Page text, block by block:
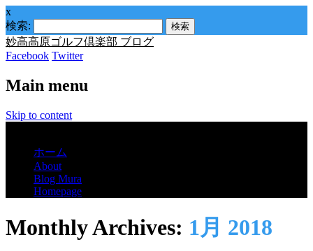
x
検索:
妙高高原ゴルフ倶楽部 ブログ
Facebook Twitter
Main menu
Skip to content
ホーム
About
Blog Mura
Homepage
Monthly Archives: 1月 2018